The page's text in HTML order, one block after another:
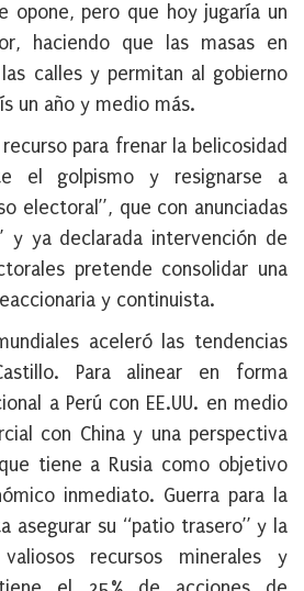
opone, pero que hoy jugaría un
haciendo que las masas en
calles y permitan al gobierno
un año y medio más.
para frenar la belicosidad
el golpismo y resignarse a
electoral”, que con anunciadas
y ya declarada intervención de
pretende consolidar una
y continuista.
aceleró las tendencias
Para alinear en forma
a Perú con EE.UU. en medio
con China y una perspectiva
tiene a Rusia como objetivo
inmediato. Guerra para la
asegurar su “patio trasero” y la
recursos minerales y